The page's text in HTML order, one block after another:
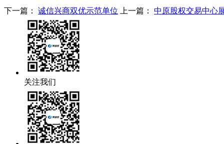
下一篇： 诚信兴商双优示范单位 上一篇： 中原股权交易中心
关注我们